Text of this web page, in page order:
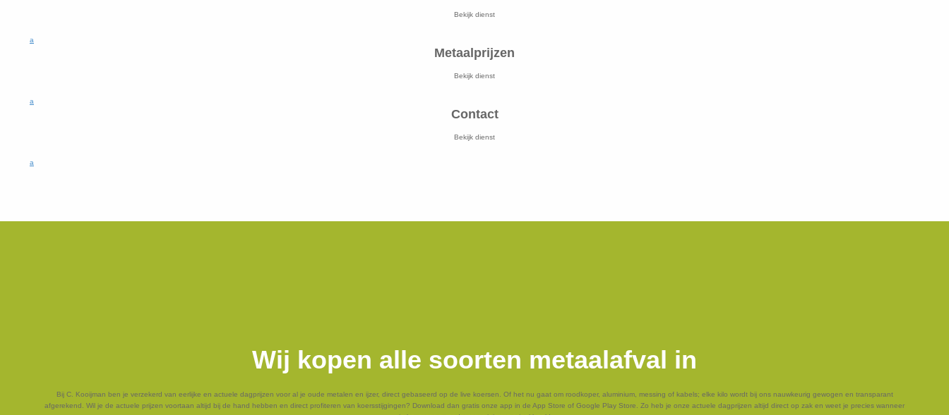
Bekijk dienst
a
Metaalprijzen
Bekijk dienst
a
Contact
Bekijk dienst
a
Wij kopen alle soorten metaalafval in
Bij C. Kooijman ben je verzekerd van eerlijke en actuele dagprijzen voor al je oude metalen en ijzer, direct gebaseerd op de live koersen. Of het nu gaat om roodkoper, aluminium, messing of kabels; elke kilo wordt bij ons nauwkeurig gewogen en transparant
afgerekend. Wil je de actuele prijzen voortaan altijd bij de hand hebben en direct profiteren van koersstijgingen? Download dan gratis onze app in de App Store of Google Play Store. Zo heb je onze actuele dagprijzen altijd direct op zak en weet je precies wanneer